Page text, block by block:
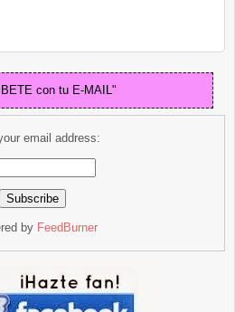
con tu E-MAIL"
email address:
by FeedBurner